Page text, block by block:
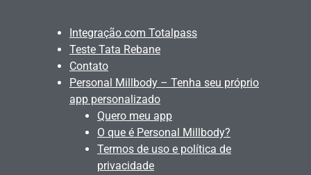
Integração com Totalpass
Teste Tata Rebane
Contato
Personal Millbody – Tenha seu próprio
app personalizado
Quero meu app
O que é Personal Millbody?
Termos de uso e política de
privacidade